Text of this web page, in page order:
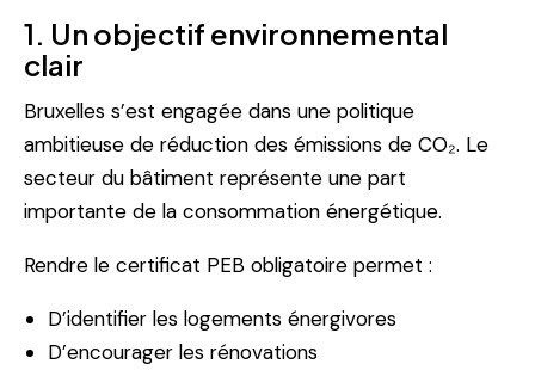
1. Un objectif environnemental
clair
Bruxelles s’est engagée dans une politique
ambitieuse de réduction des émissions de CO₂. Le
secteur du bâtiment représente une part
importante de la consommation énergétique.
Rendre le certificat PEB obligatoire permet :
D’identifier les logements énergivores
D’encourager les rénovations